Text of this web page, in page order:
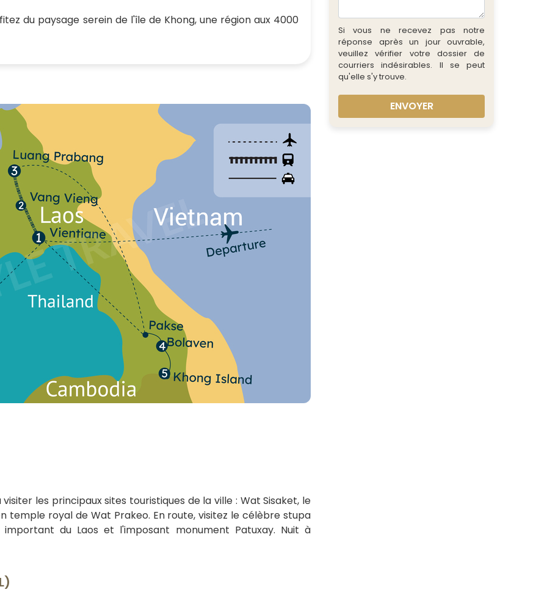
du paysage serein de l'île de Khong, une région aux 4000
les principaux sites touristiques de la ville : Wat Sisaket, le
temple royal de Wat Prakeo. En route, visitez le célèbre stupa
du Laos et l'imposant monument Patuxay. Nuit à
Si vous ne recevez pas notre
réponse après un jour ouvrable,
veuillez vérifier votre dossier de
courriers indésirables. Il se peut
qu'elle s'y trouve.
ENVOYER